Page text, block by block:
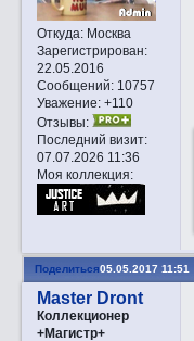
Откуда:Москва
Зарегистрирован:
22.05.2016
Сообщений:10757
Уважение: +110
Отзывы:
Последний визит:
07.07.2026 11:36
Моя коллекция:
Поделиться05.05.2017 11:51
Master Dront
Коллекционер
+Магистр+